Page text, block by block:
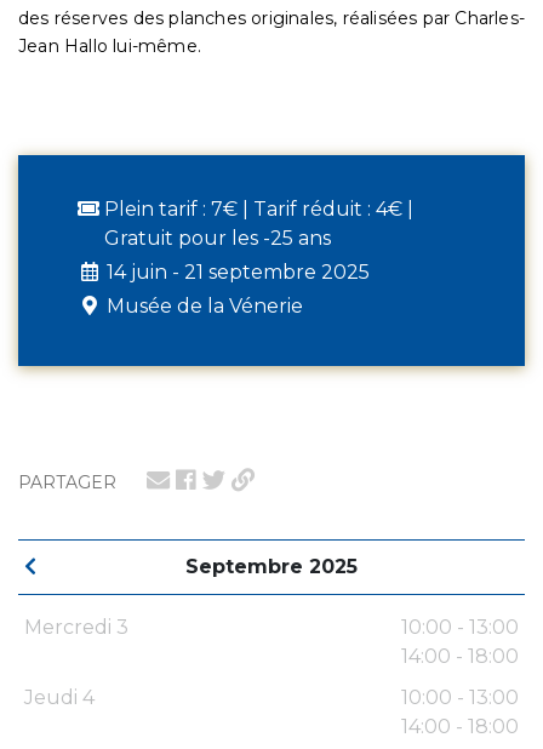
PARTAGER
Septembre 2025
Mercredi 3
10:00 - 13:00
14:00 - 18:00
Jeudi 4
10:00 - 13:00
14:00 - 18:00
des réserves des planches originales, réalisées par Charles-
Jean Hallo lui-même.
Plein tarif : 7€ | Tarif réduit : 4€ |
Gratuit pour les -25 ans
14 juin - 21 septembre 2025
Musée de la Vénerie